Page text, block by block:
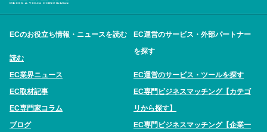
ECのお役立ち情報・ニュースを読む
読む
EC業界ニュース
EC取材記事
EC専門家コラム
ブログ
EC運営のサービス・外部パートナー
を探す
EC運営のサービス・ツールを探す
EC専門ビジネスマッチング【カテゴ
リから探す】
EC専門ビジネスマッチング【企業一